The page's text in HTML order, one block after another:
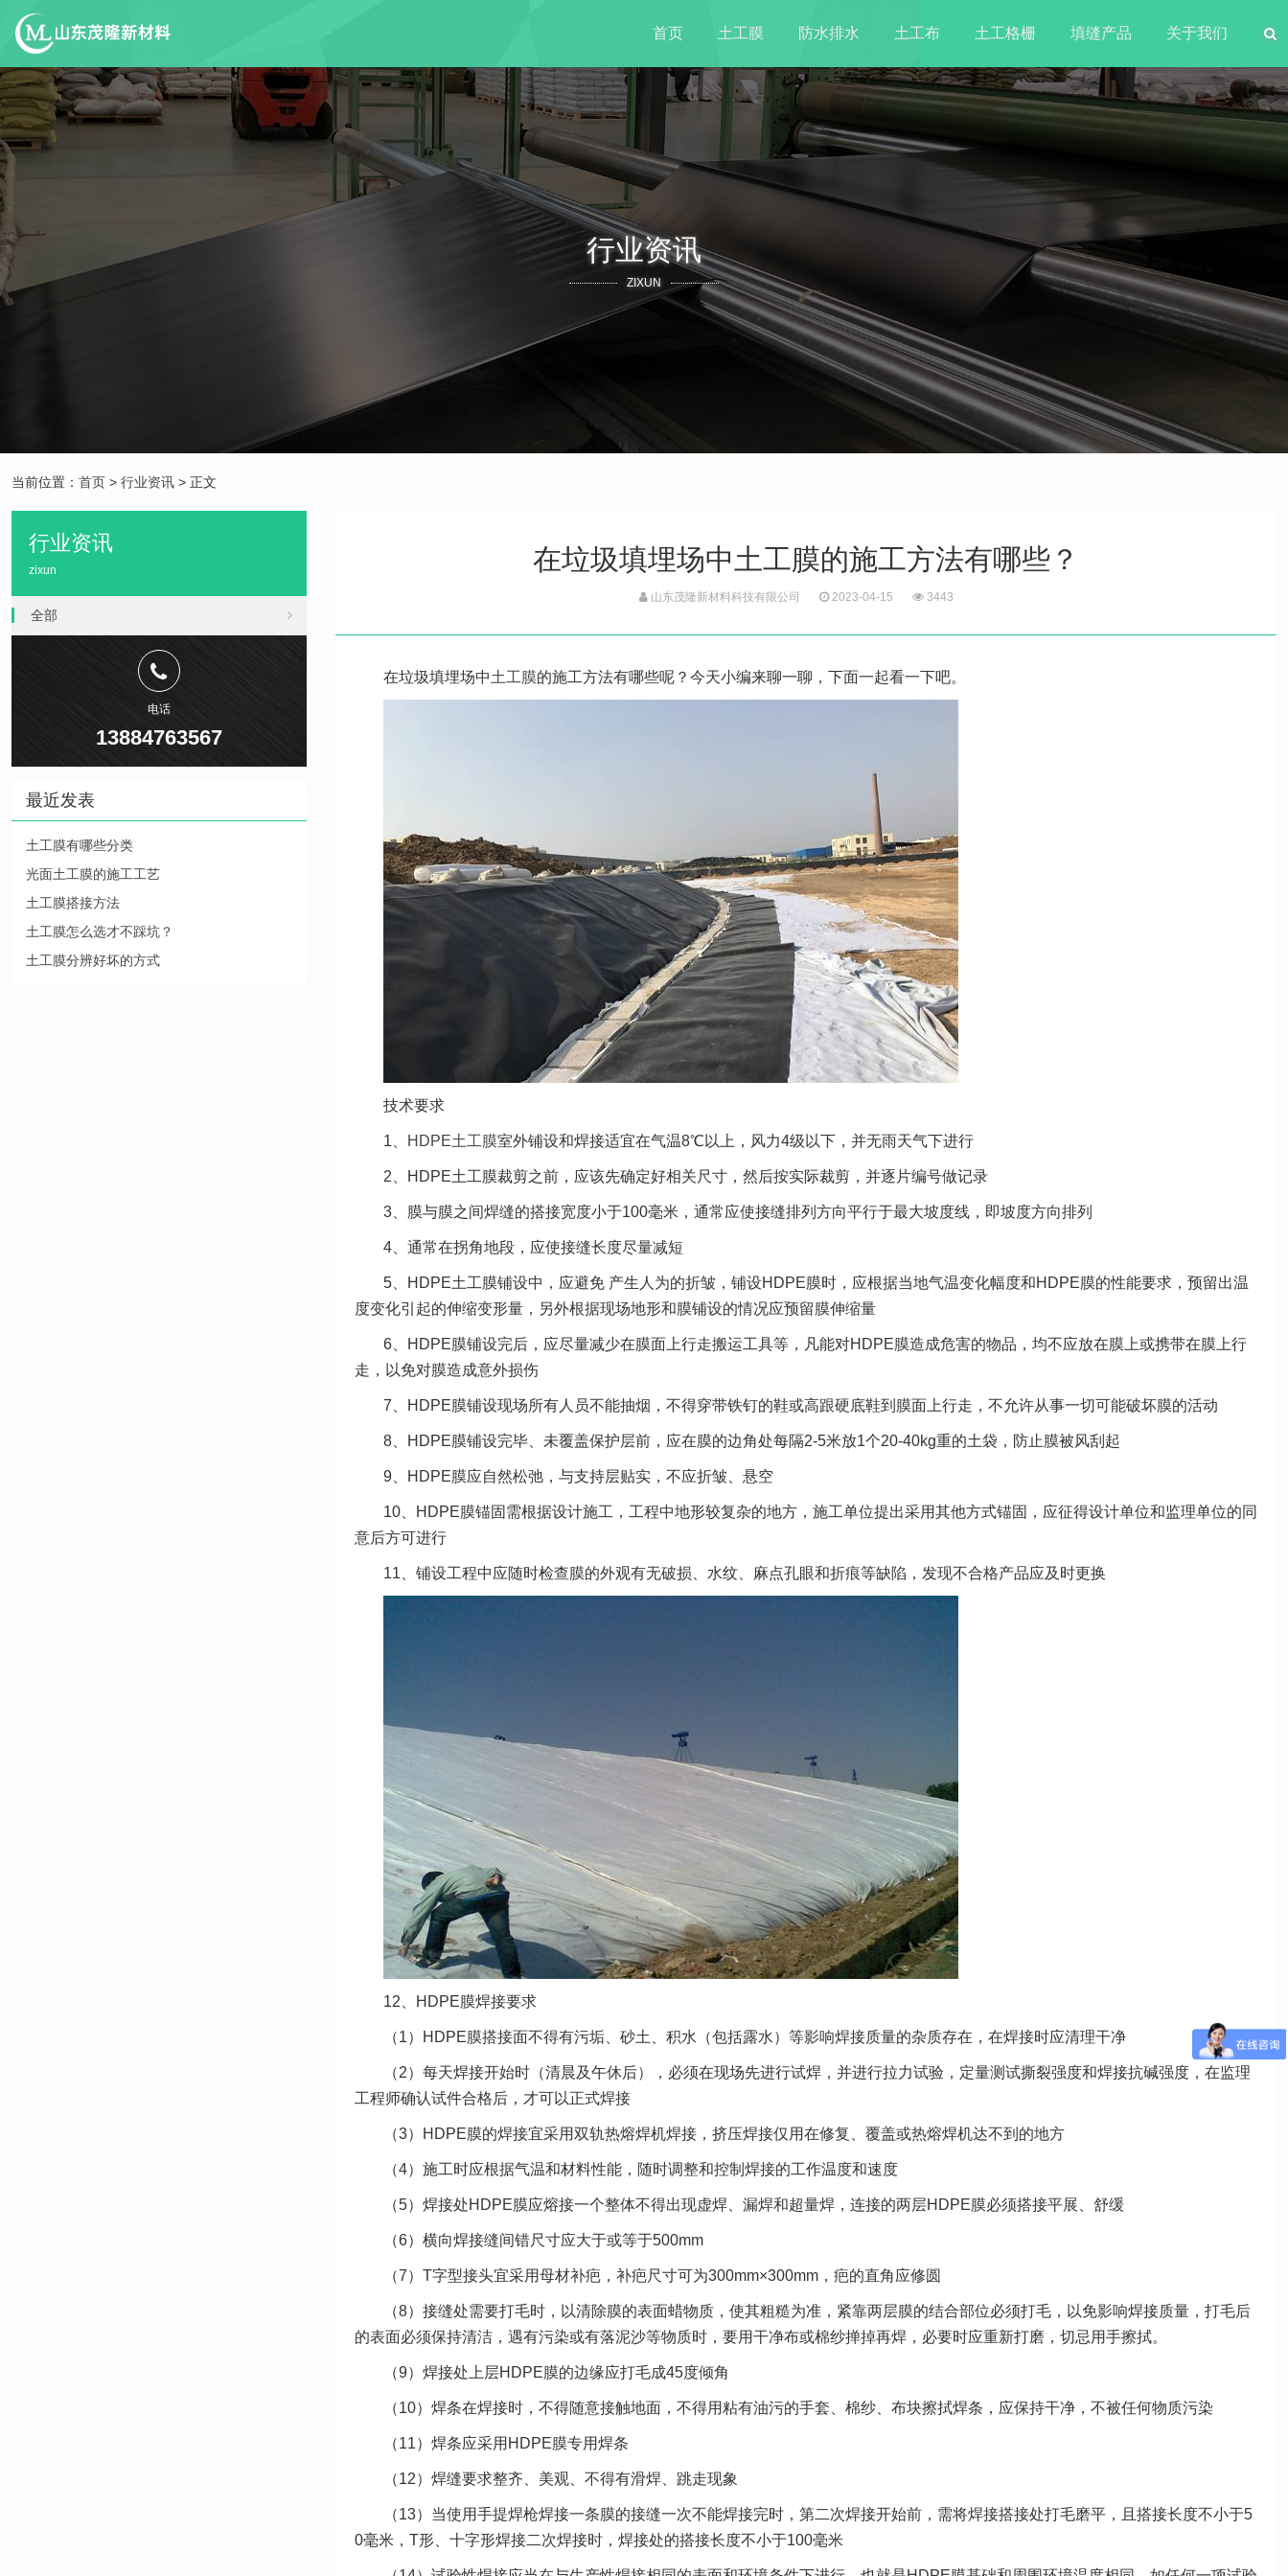
首页 土工膜 防水排水 土工布 土工格栅 填缝产品 关于我们
行业资讯
ZIXUN
当前位置： 首页 > 行业资讯 > 正文
在垃圾填埋场中土工膜的施工方法有哪些？
山东茂隆新材料科技有限公司 2023-04-15 3443
在垃圾填埋场中土工膜的施工方法有哪些呢？今天小编来聊一聊，下面一起看一下吧。
技术要求
1、 HDPE土工膜室外铺设和焊接适宜在气温8℃以上，风力4级以下，并无雨天气下进行
2、HDPE土工膜裁剪之前，应该先确定好相关尺寸，然后按实际裁剪，并逐片编号做记录
3、膜与膜之间焊缝的搭接宽度小于100毫米，通常应使接缝排列方向平行于最大坡度线，即坡度方向排列
4、通常在拐角地段，应使接缝长度尽量减短
5、HDPE土工膜铺设中，应避免 产生人为的折皱，铺设HDPE膜时，应根据当地气温变化幅度和HDPE膜的性能要求，预留出温
度变化引起的伸缩变形量，另外根据现场地形和膜铺设的情况应预留膜伸缩量
6、HDPE膜铺设完后，应尽量减少在膜面上行走搬运工具等，凡能对HDPE膜造成危害的物品，均不应放在膜上或携带在膜上行
走，以免对膜造成意外损伤
7、HDPE膜铺设现场所有人员不能抽烟，不得穿带铁钉的鞋或高跟硬底鞋到膜面上行走，不允许从事一切可能破坏膜的活动
8、HDPE膜铺设完毕、未覆盖保护层前，应在膜的边角处每隔2-5米放1个20-40kg重的土袋，防止膜被风刮起
9、HDPE膜应自然松弛，与支持层贴实，不应折皱、悬空
10、HDPE膜锚固需根据设计施工，工程中地形较复杂的地方，施工单位提出采用其他方式锚固，应征得设计单位和监理单位的同
意后方可进行
11、铺设工程中应随时检查膜的外观有无破损、水纹、麻点孔眼和折痕等缺陷，发现不合格产品应及时更换
12、HDPE膜焊接要求
（1）HDPE膜搭接面不得有污垢、砂土、积水（包括露水）等影响焊接质量的杂质存在，在焊接时应清理干净
（2）每天焊接开始时（清晨及午休后），必须在现场先进行试焊，并进行拉力试验，定量测试撕裂强度和焊接抗碱强度，在监理
工程师确认试件合格后，才可以正式焊接
（3）HDPE膜的焊接宜采用双轨热熔焊机焊接，挤压焊接仅用在修复、覆盖或热熔焊机达不到的地方
（4）施工时应根据气温和材料性能，随时调整和控制焊接的工作温度和速度
（5）焊接处HDPE膜应熔接一个整体不得出现虚焊、漏焊和超量焊，连接的两层HDPE膜必须搭接平展、舒缓
（6）横向焊接缝间错尺寸应大于或等于500mm
（7）T字型接头宜采用母材补疤，补疤尺寸可为300mm×300mm，疤的直角应修圆
（8）接缝处需要打毛时，以清除膜的表面蜡物质，使其粗糙为准，紧靠两层膜的结合部位必须打毛，以免影响焊接质量，打毛后
的表面必须保持清洁，遇有污染或有落泥沙等物质时，要用干净布或棉纱掸掉再焊，必要时应重新打磨，切忌用手擦拭。
（9）焊接处上层HDPE膜的边缘应打毛成45度倾角
（10）焊条在焊接时，不得随意接触地面，不得用粘有油污的手套、棉纱、布块擦拭焊条，应保持干净，不被任何物质污染
（11）焊条应采用HDPE膜专用焊条
（12）焊缝要求整齐、美观、不得有滑焊、跳走现象
（13）当使用手提焊枪焊接一条膜的接缝一次不能焊接完时，第二次焊接开始前，需将焊接搭接处打毛磨平，且搭接长度不小于5
0毫米，T形、十字形焊接二次焊接时，焊接处的搭接长度不小于100毫米
行业资讯
zixun
全部
电话
13884763567
最近发表
土工膜有哪些分类
光面土工膜的施工工艺
土工膜搭接方法
土工膜怎么选才不踩坑？
土工膜分辨好坏的方式